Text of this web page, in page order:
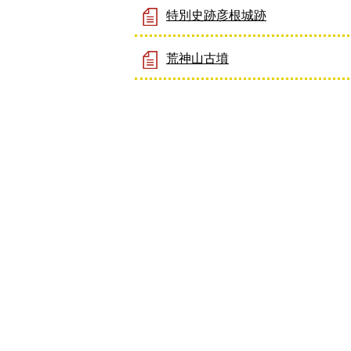
特別史跡彦根城跡
荒神山古墳